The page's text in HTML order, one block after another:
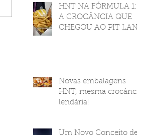
HNT NA FÓRMULA 1:
A CROCÂNCIA QUE
CHEGOU AO PIT LANE
Novas embalagens
HNT, mesma crocância
lendária!
Um Novo Conceito de